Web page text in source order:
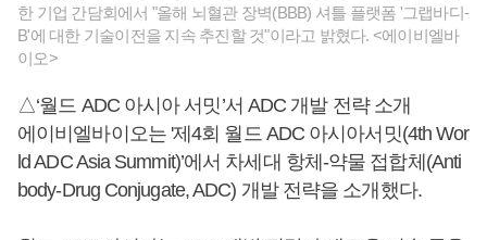
한 기업 간담회에서 "올해 뇌혈관 장벽(BBB) 셔틀 플랫폼 '그랩바디-
B'에 대한 기술이전을 지속 추진할 것"이라고 밝혔다. <에이비엘바
이오>
△‘월드 ADC 아시아 서밋’서 ADC 개발 전략 소개
에이비엘바이오는 '제4회 월드 ADC 아시아서밋(4th Wor
ld ADC Asia Summit)’에서 차세대 항체-약물 접합체(Anti
body-Drug Conjugate, ADC) 개발 전략을 소개했다.